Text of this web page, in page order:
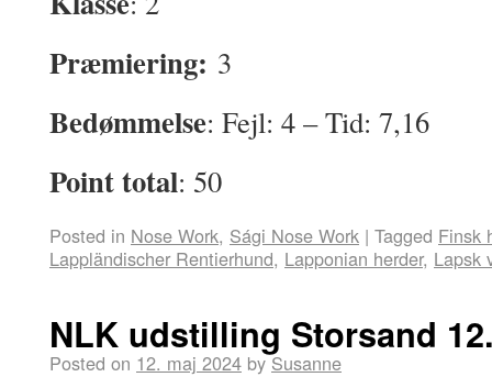
Præmiering: 3
Bedømmelse: Fejl: 4 – Tid: 7,16
Point total: 50
Posted in Nose Work, Sági Nose Work | Tagged Finsk
Lappländischer Rentierhund, Lapponian herder, Lapsk
NLK udstilling Storsand
Posted on 12. maj 2024 by Susanne